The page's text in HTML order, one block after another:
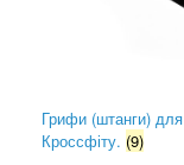
Грифи (штанги) для
Кроссфіту. (9)